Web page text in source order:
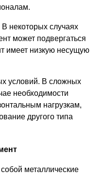
случаях
может подвергаться
имеет низкую несущую
В сложных
необходимости
нагрузкам,
другого типа
металлические